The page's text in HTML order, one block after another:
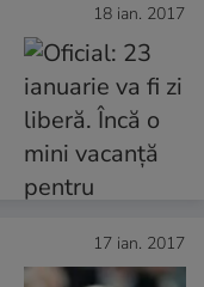
18 ian. 2017
17 ian. 2017